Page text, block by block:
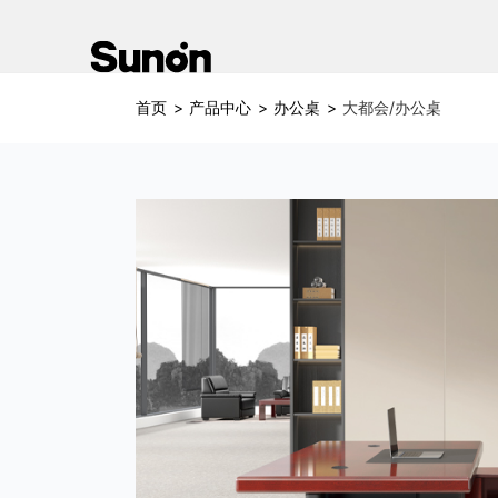
首页 > 产品中心 > 办公桌 > 大都会/办公桌